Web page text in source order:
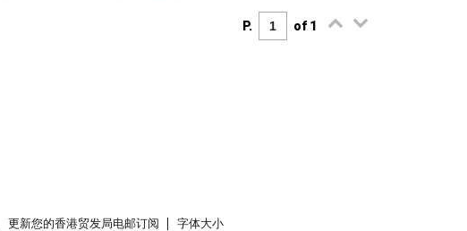
P. of 1
更新您的香港贸发局电邮订阅
字体大小